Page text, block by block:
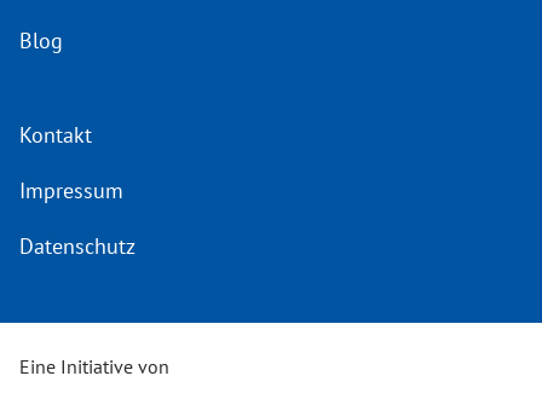
Blog
Kontakt
Impressum
Datenschutz
Eine Initiative von